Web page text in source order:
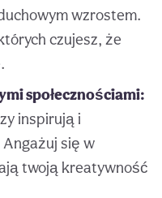
wzrostem.
czujesz, że
społecznościami:
inspirują i
się w
twoją kreatywność